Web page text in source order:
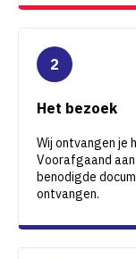
Het bezoek
Wij ontvangen je
Voorafgaand
benodigde
ontvangen.